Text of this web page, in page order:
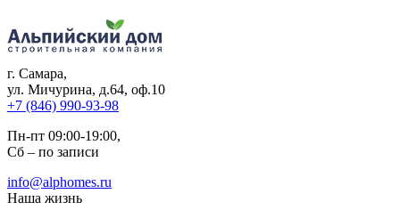
г. Самара,
ул. Мичурина, д.64, оф.10
+7 (846) 990-93-98
Пн-пт 09:00-19:00,
Сб – по записи
info@alphomes.ru
Наша жизнь